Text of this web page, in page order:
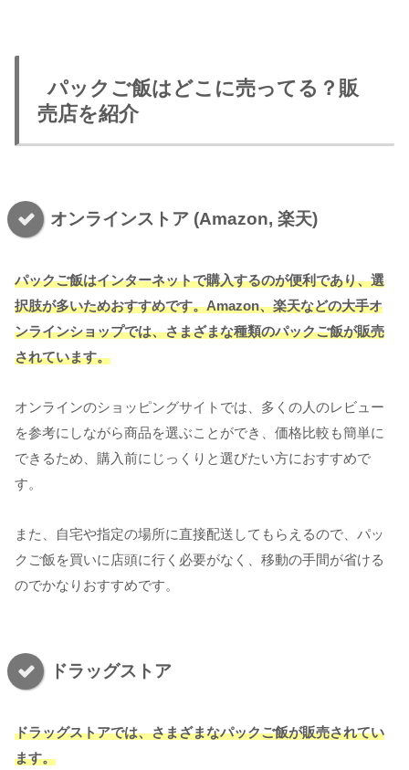
パックご飯はどこに売ってる？販
売店を紹介
オンラインストア (Amazon, 楽天)
パックご飯はインターネットで購入するのが便利であり、選
択肢が多いためおすすめです。Amazon、楽天などの大手オ
ンラインショップでは、さまざまな種類のパックご飯が販売
されています。
オンラインのショッピングサイトでは、多くの人のレビュー
を参考にしながら商品を選ぶことができ、価格比較も簡単に
できるため、購入前にじっくりと選びたい方におすすめで
す。
また、自宅や指定の場所に直接配送してもらえるので、パッ
クご飯を買いに店頭に行く必要がなく、移動の手間が省ける
のでかなりおすすめです。
ドラッグストア
ドラッグストアでは、さまざまなパックご飯が販売されてい
ます。